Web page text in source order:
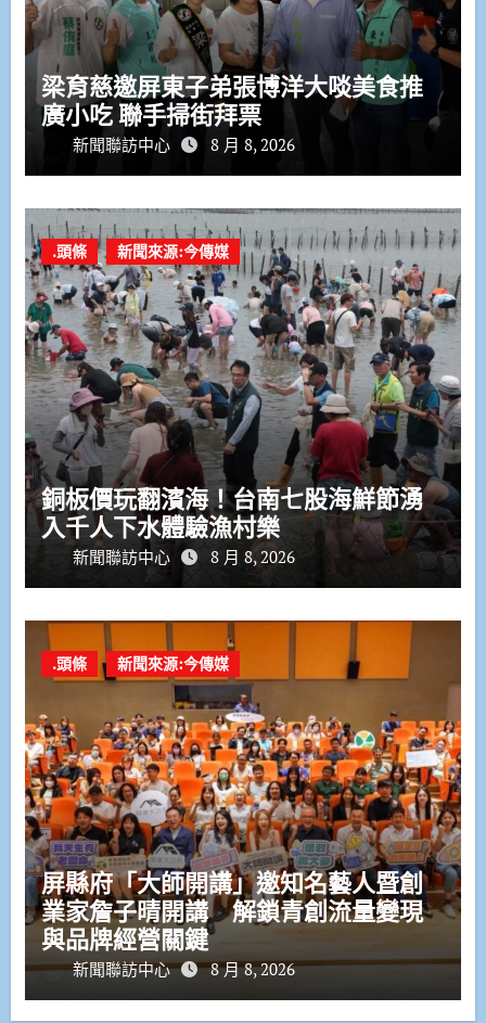
梁育慈邀屏東子弟張博洋大啖美食推
廣小吃 聯手掃街拜票
新聞聯訪中心 8 月 8, 2026
.頭條 新聞來源:今傳媒
銅板價玩翻濱海！台南七股海鮮節湧
入千人下水體驗漁村樂
新聞聯訪中心 8 月 8, 2026
.頭條 新聞來源:今傳媒
屏縣府「大師開講」邀知名藝人暨創
業家詹子晴開講 解鎖青創流量變現
與品牌經營關鍵
新聞聯訪中心 8 月 8, 2026